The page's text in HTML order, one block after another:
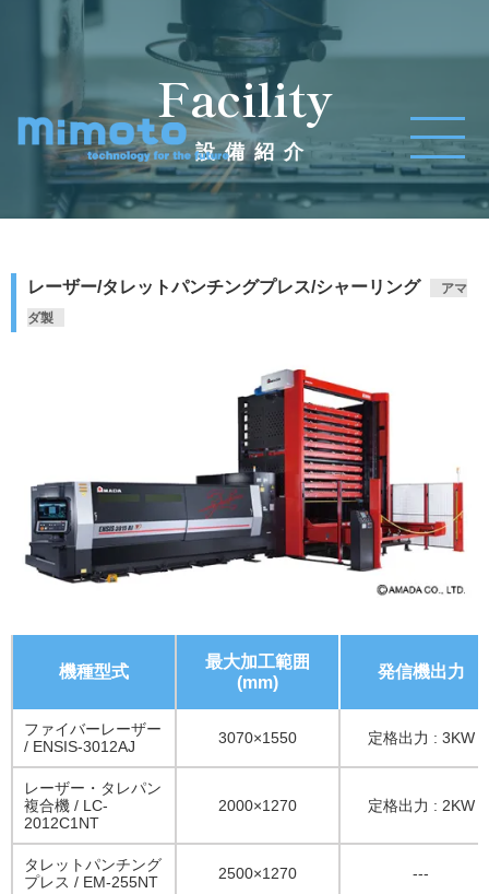
設備紹介
Facility
レーザー/タレットパンチングプレス/シャーリング
アマ
ダ製
機種型式
最大加工範囲
(mm)
発信機出力
ファイバーレーザー
/ ENSIS-3012AJ
3070×1550 定格出力 : 3KW
レーザー・タレパン
複合機 / LC-
2012C1NT
2000×1270 定格出力 : 2KW
タレットパンチング
プレス / EM-255NT
2500×1270 ---